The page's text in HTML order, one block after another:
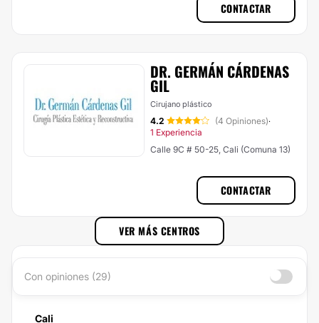
CONTACTAR
DR. GERMÁN CÁRDENAS
GIL
Cirujano plástico
4.2 (4 Opiniones)·
1 Experiencia
Calle 9C # 50-25, Cali (Comuna 13)
CONTACTAR
VER MÁS CENTROS
Con opiniones (29)
Cali